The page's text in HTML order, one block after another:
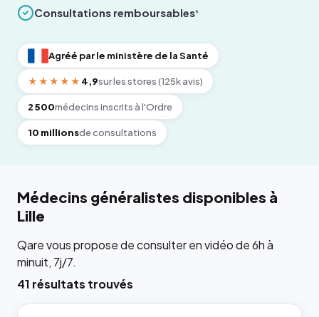
Consultations remboursables*
Agréé par le ministère de la Santé
★★★★★ 4,9sur les stores (125k avis)
2 500médecins inscrits à l'Ordre
10 millionsde consultations
Médecins généralistes disponibles à
Lille
Qare vous propose de consulter en vidéo de 6h à
minuit, 7j/7.
41 résultats trouvés